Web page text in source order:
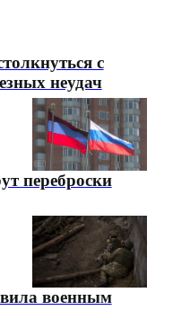
с
неудач
переброски
военным